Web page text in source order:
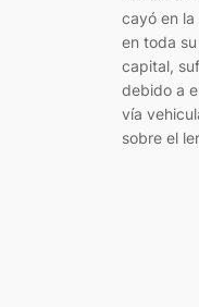
cayó en
en toda
capital,
debido a
vía
sobre el